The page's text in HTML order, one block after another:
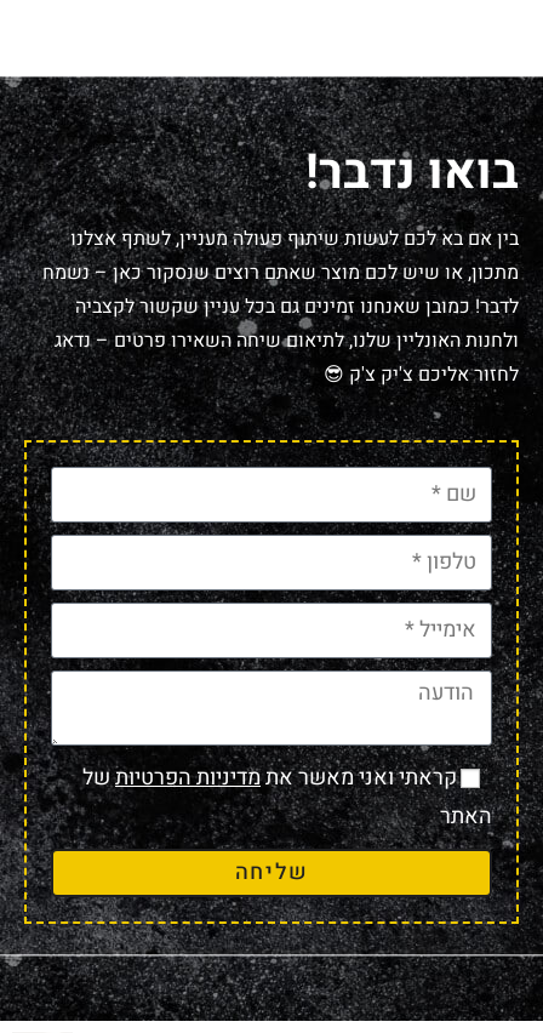
בואו נדבר!
בין אם בא לכם לעשות שיתוף פעולה מעניין, לשתף אצלנו
מתכון, או שיש לכם מוצר שאתם רוצים שנסקור כאן – נשמח
לדבר! כמובן שאנחנו זמינים גם בכל עניין שקשור לקצביה
ולחנות האונליין שלנו, לתיאום שיחה השאירו פרטים – נדאג
לחזור אליכם צ'יק צ'ק 😎
קראתי ואני מאשר אתמדיניות הפרטיותשל
האתר
שליחה